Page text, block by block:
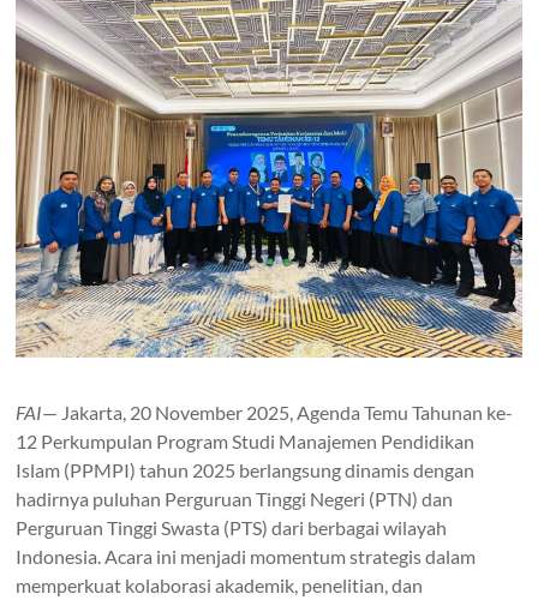
FAI— Jakarta, 20 November 2025, Agenda Temu Tahunan ke-
12 Perkumpulan Program Studi Manajemen Pendidikan
Islam (PPMPI) tahun 2025 berlangsung dinamis dengan
hadirnya puluhan Perguruan Tinggi Negeri (PTN) dan
Perguruan Tinggi Swasta (PTS) dari berbagai wilayah
Indonesia. Acara ini menjadi momentum strategis dalam
memperkuat kolaborasi akademik, penelitian, dan